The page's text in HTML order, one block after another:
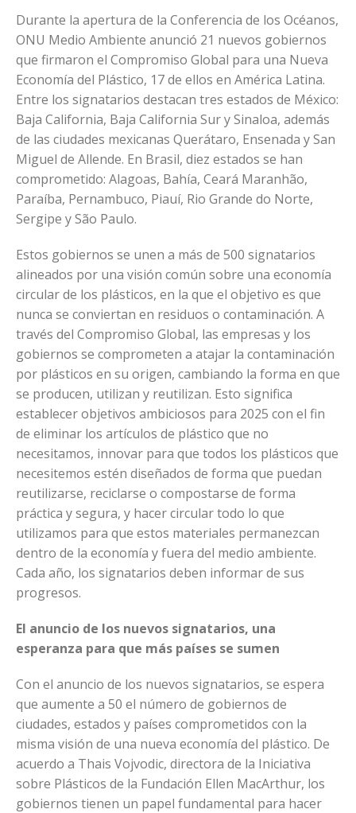
Durante la apertura de la Conferencia de los Océanos,
ONU Medio Ambiente anunció 21 nuevos gobiernos
que firmaron el Compromiso Global para una Nueva
Economía del Plástico, 17 de ellos en América Latina.
Entre los signatarios destacan tres estados de México:
Baja California, Baja California Sur y Sinaloa, además
de las ciudades mexicanas Querátaro, Ensenada y San
Miguel de Allende. En Brasil, diez estados se han
comprometido: Alagoas, Bahía, Ceará Maranhão,
Paraíba, Pernambuco, Piauí, Rio Grande do Norte,
Sergipe y São Paulo.
Estos gobiernos se unen a más de 500 signatarios
alineados por una visión común sobre una economía
circular de los plásticos, en la que el objetivo es que
nunca se conviertan en residuos o contaminación. A
través del Compromiso Global, las empresas y los
gobiernos se comprometen a atajar la contaminación
por plásticos en su origen, cambiando la forma en que
se producen, utilizan y reutilizan. Esto significa
establecer objetivos ambiciosos para 2025 con el fin
de eliminar los artículos de plástico que no
necesitamos, innovar para que todos los plásticos que
necesitemos estén diseñados de forma que puedan
reutilizarse, reciclarse o compostarse de forma
práctica y segura, y hacer circular todo lo que
utilizamos para que estos materiales permanezcan
dentro de la economía y fuera del medio ambiente.
Cada año, los signatarios deben informar de sus
progresos.
El anuncio de los nuevos signatarios, una
esperanza para que más países se sumen
Con el anuncio de los nuevos signatarios, se espera
que aumente a 50 el número de gobiernos de
ciudades, estados y países comprometidos con la
misma visión de una nueva economía del plástico. De
acuerdo a Thais Vojvodic, directora de la Iniciativa
sobre Plásticos de la Fundación Ellen MacArthur, los
gobiernos tienen un papel fundamental para hacer